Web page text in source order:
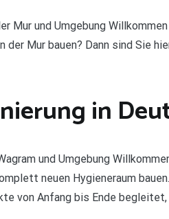
Mur und Umgebung
der Mur bauen? Dann sind Sie
in
und Umgebung
neuen Hygieneraum
von Anfang bis Ende begleitet,